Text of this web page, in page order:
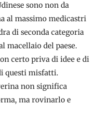
sono non da
al massimo medicastri
di seconda categoria
macellaio del paese.
certo priva di idee e di
questi misfatti.
non significa
ma rovinarlo e